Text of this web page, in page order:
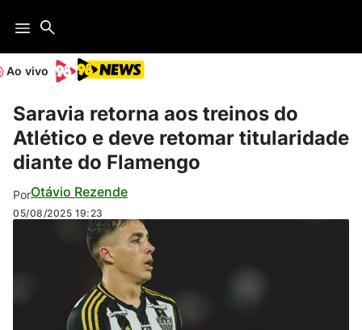
Ao vivo
Saravia retorna aos treinos do
Atlético e deve retomar titularidade
diante do Flamengo
PorOtávio Rezende
05/08/2025 19:23